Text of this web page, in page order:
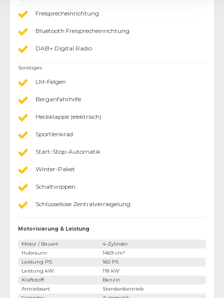
Freisprecheinrichtung
Bluetooth Freisprecheinrichtung
DAB+ Digital Radio
Sonstiges:
LM-Felgen
Berganfahrhilfe
Heckklappe (elektrisch)
Sportlenkrad
Start-Stop-Automatik
Winter-Paket
Schaltwippen
Schlüssellose Zentralverriegelung
Motorisierung & Leistung
Motor / Bauart:
4-Zylinder
Hubraum:
1469 cm³
Leistung PS:
160 PS
Leistung kW:
118 kW
Kraftstoff:
Benzin
Antriebsart:
Standardantrieb